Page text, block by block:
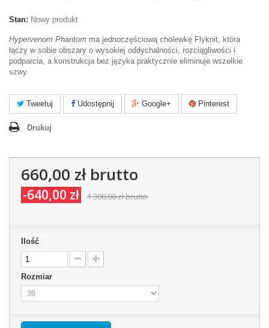
Stan: Nowy produkt
Hypervenom Phantom ma jednoczęściową cholewkę Flyknit, która
łączy w sobie obszary o wysokiej oddychalności, rozciągliwości i
podparcia, a konstrukcja bez języka praktycznie eliminuje wszelkie
szwy.
Tweetuj Udostępnij Google+ Pinterest
Drukuj
660,00 złbrutto
-640,00 zł 1 300,00 złbrutto
Ilość
Rozmiar